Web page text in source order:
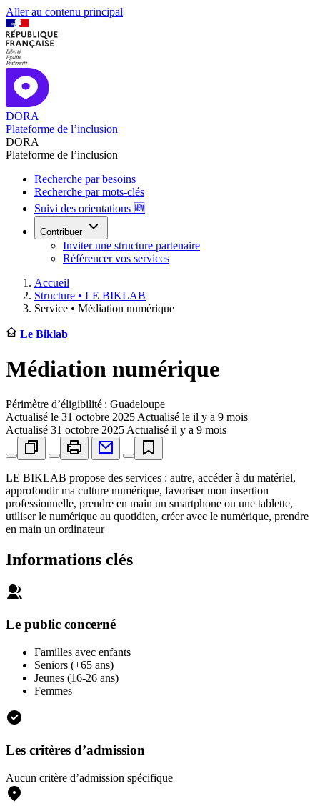
Aller au contenu principal
DORA
Plateforme de l’inclusion
DORA
Plateforme de l’inclusion
Recherche par besoins
Recherche par mots-clés
Suivi des orientations 🆕
Contribuer
Inviter une structure partenaire
Référencer vos services
Accueil
Structure • LE BIKLAB
Service • Médiation numérique
Le Biklab
Médiation numérique
Périmètre d’éligibilité : Guadeloupe
Actualisé le 31 octobre 2025 Actualisé le il y a 9 mois
Actualisé 31 octobre 2025 Actualisé il y a 9 mois
LE BIKLAB propose des services : autre, accéder à du matériel,
approfondir ma culture numérique, favoriser mon insertion
professionnelle, prendre en main un smartphone ou une tablette,
utiliser le numérique au quotidien, créer avec le numérique, prendre
en main un ordinateur
Informations clés
Le public concerné
Familles avec enfants
Seniors (+65 ans)
Jeunes (16-26 ans)
Femmes
Les critères d’admission
Aucun critère d’admission spécifique